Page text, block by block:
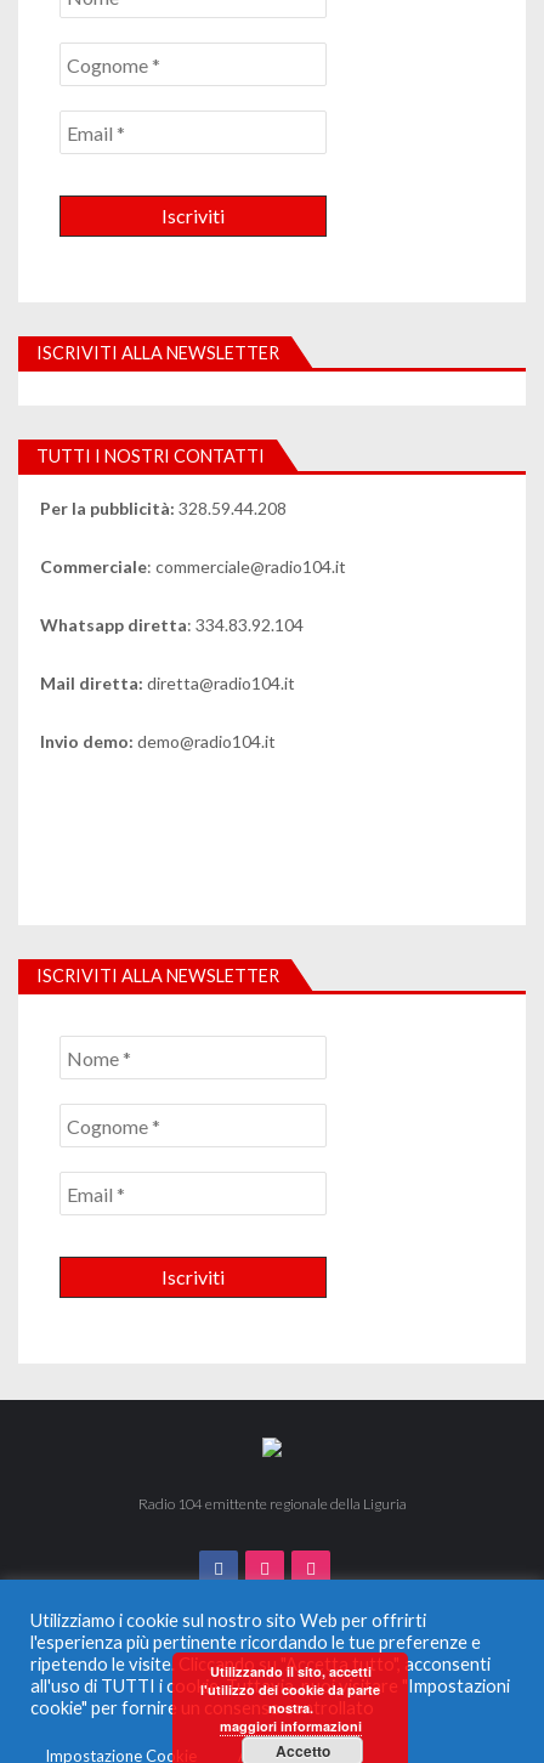
ISCRIVITI ALLA NEWSLETTER
TUTTI I NOSTRI CONTATTI
Per la pubblicità: 328.59.44.208
Commerciale: commerciale@radio104.it
Whatsapp diretta: 334.83.92.104
Mail diretta: diretta@radio104.it
Invio demo: demo@radio104.it
ISCRIVITI ALLA NEWSLETTER
Radio 104 emittente regionale della Liguria
© 2024 Radio 104. Tutti i diritti riservati. Vietata la duplicazione
anche parziale.
Radio Monferrato Srl - P.IVA 00956220057 La società ha
ricevuto aiuti di Stato e aiuti de Minimis, soggetti all’obbligo di
pubblicazione nel Registro nazionale degli aiuti di Stato di cui
Utilizziamo i cookie sul nostro sito Web per offrirti
l'esperienza più pertinente ricordando le tue preferenze e
ripetendo le visite. Cliccando su "Accetta tutto", acconsenti
all'uso di TUTTI i cookie. Tuttavia, puoi visitare "Impostazioni
cookie" per fornire un consenso controllato
Impostazione Cookie Accetta tutto
Utilizzando il sito, accetti
l'utilizzo dei cookie da parte
nostra.
maggiori informazioni
Accetto